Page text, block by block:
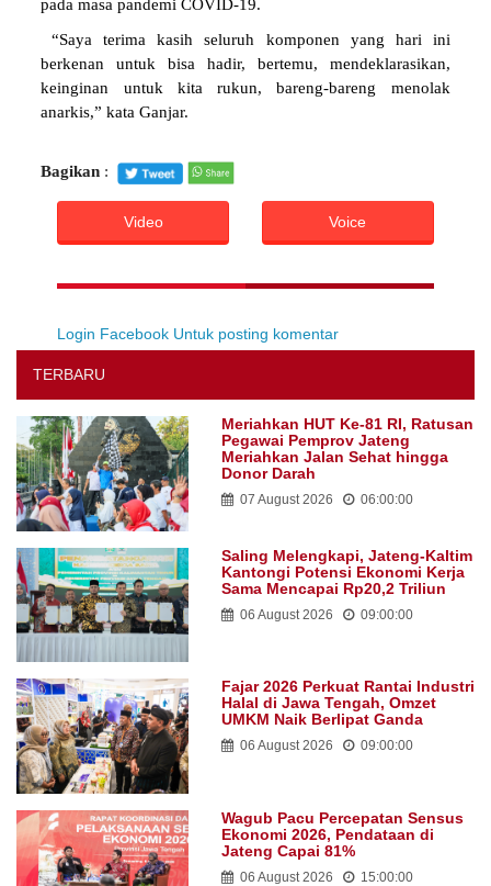
pada masa pandemi COVID-19.
“Saya terima kasih seluruh komponen yang hari ini
berkenan untuk bisa hadir, bertemu, mendeklarasikan,
keinginan untuk kita rukun, bareng-bareng menolak
anarkis,” kata Ganjar.
Bagikan :
Video Voice
Login Facebook Untuk posting komentar
TERBARU
Meriahkan HUT Ke-81 RI, Ratusan
Pegawai Pemprov Jateng
Meriahkan Jalan Sehat hingga
Donor Darah
07 August 2026 06:00:00
Saling Melengkapi, Jateng-Kaltim
Kantongi Potensi Ekonomi Kerja
Sama Mencapai Rp20,2 Triliun
06 August 2026 09:00:00
Fajar 2026 Perkuat Rantai Industri
Halal di Jawa Tengah, Omzet
UMKM Naik Berlipat Ganda
06 August 2026 09:00:00
Wagub Pacu Percepatan Sensus
Ekonomi 2026, Pendataan di
Jateng Capai 81%
06 August 2026 15:00:00